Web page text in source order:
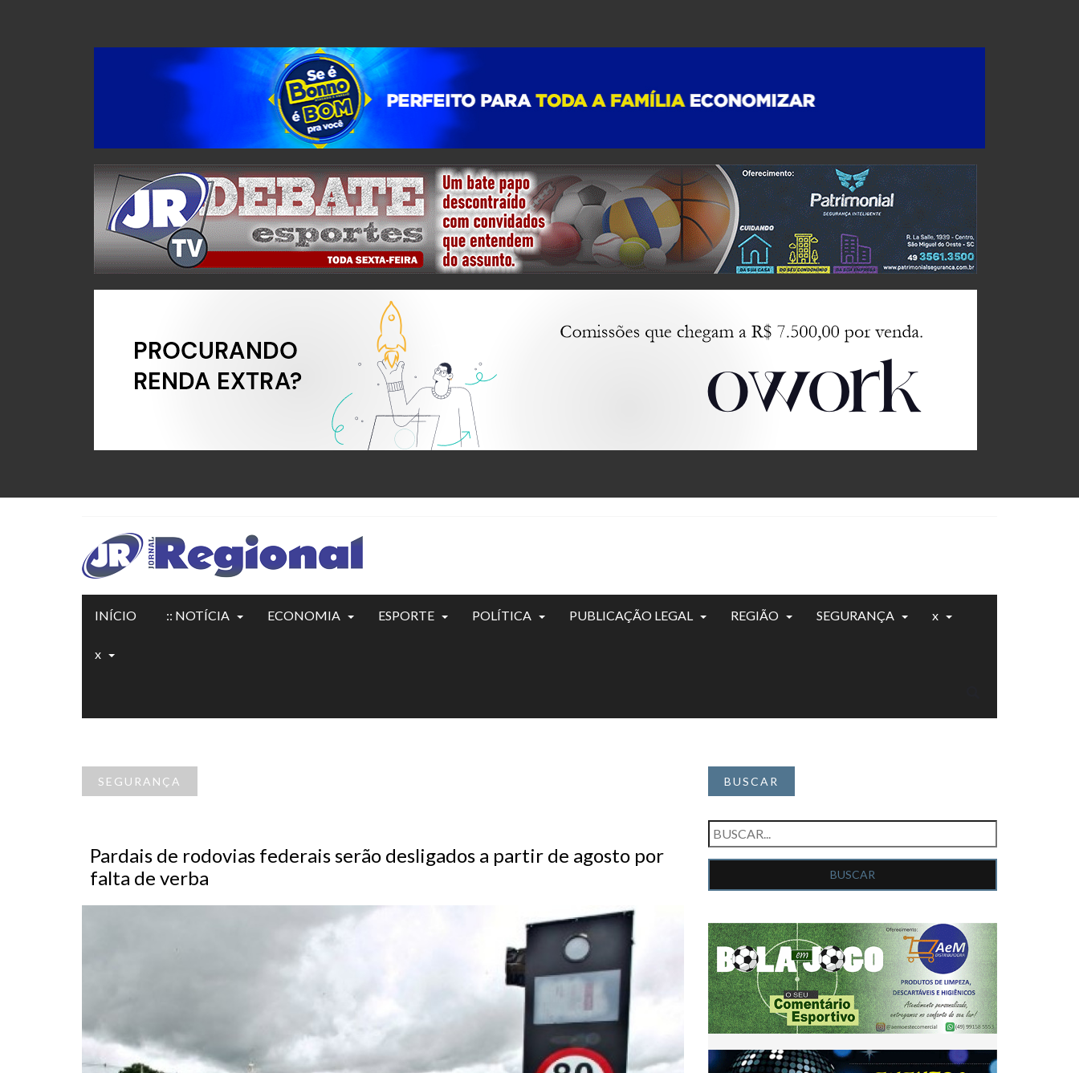
INÍCIO :: NOTÍCIA ECONOMIA ESPORTE POLÍTICA PUBLICAÇÃO LEGAL REGIÃO SEGURANÇA x
x
SEGURANÇA
Pardais de rodovias federais serão desligados a partir de agosto por
falta de verba
BUSCAR